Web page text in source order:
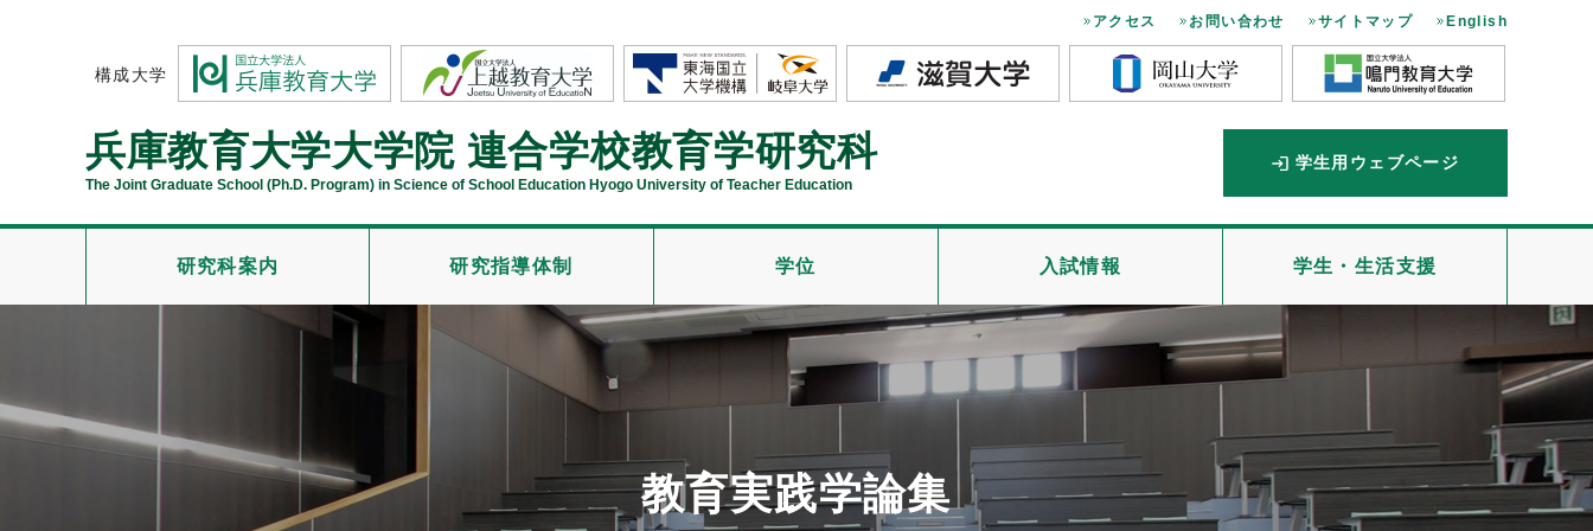
アクセス お問い合わせ サイトマップ English
構成大学
兵庫教育大学大学院 連合学校教育学研究科
The Joint Graduate School (Ph.D. Program) in Science of School Education Hyogo University of Teacher Education
学生用ウェブページ
研究科案内 研究指導体制 学位 入試情報 学生・生活支援
教育実践学論集